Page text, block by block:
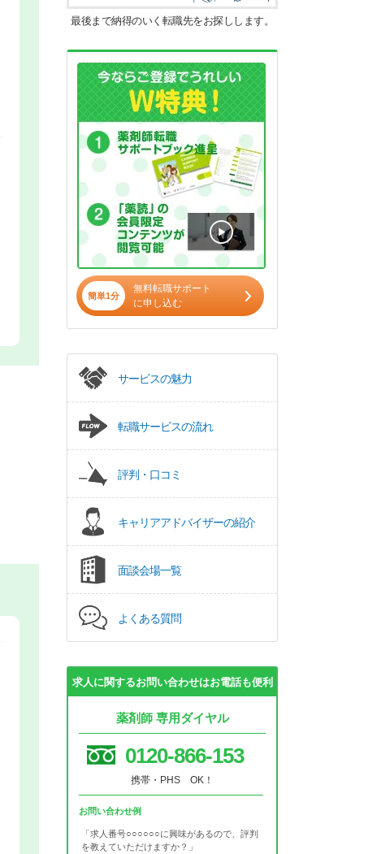
最後まで納得のいく転職先をお探しします。
簡単1分
無料転職サポート
に申し込む
サービスの魅力
転職サービスの流れ
評判・口コミ
キャリアアドバイザーの紹介
面談会場一覧
よくある質問
求人に関するお問い合わせはお電話も便利
薬剤師 専用ダイヤル
0120-866-153
携帯・PHS OK！
お問い合わせ例
「求人番号○○○○○○に興味があるので、評判
を教えていただけますか？」